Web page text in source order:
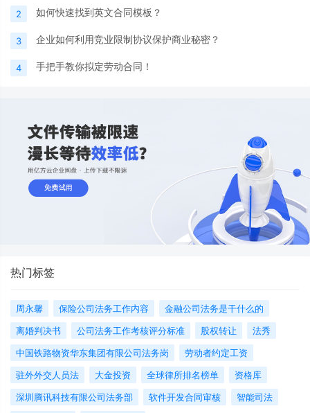
2 如何快速找到英文合同模板？
3 企业如何利用竞业限制协议保护商业秘密？
4 手把手教你拟定劳动合同！
热门标签
周永馨 保险公司法务工作内容
金融公司法务是干什么的
离婚判决书
公司法务工作考核评分标准 股权转让
法秀
中国铁路物资华东集团有限公司法务岗
劳动者约定工资
驻外外交人员法
大金投资 全球律所排名榜单
资格库
深圳腾讯科技有限公司法务部
软件开发合同审核
智能司法